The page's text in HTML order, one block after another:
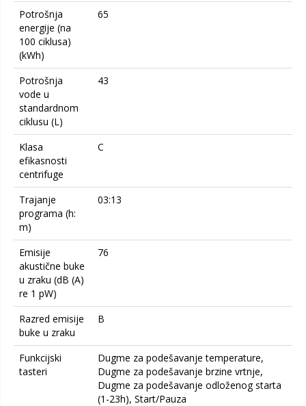
Potrošnja
energije (na
100 ciklusa)
(kWh)
65
Potrošnja
vode u
standardnom
ciklusu (L)
43
Klasa
efikasnosti
centrifuge
C
Trajanje
programa (h:
m)
03:13
Emisije
akustične buke
u zraku (dB (A)
re 1 pW)
76
Razred emisije
buke u zraku
B
Funkcijski
tasteri
Dugme za podešavanje temperature,
Dugme za podešavanje brzine vrtnje,
Dugme za podešavanje odloženog starta
(1-23h), Start/Pauza